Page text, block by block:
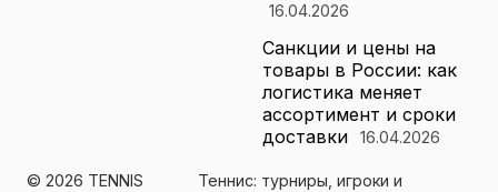
16.04.2026
Санкции и цены на
товары в России: как
логистика меняет
ассортимент и сроки
доставки
16.04.2026
© 2026 TENNIS
Теннис: турниры, игроки и